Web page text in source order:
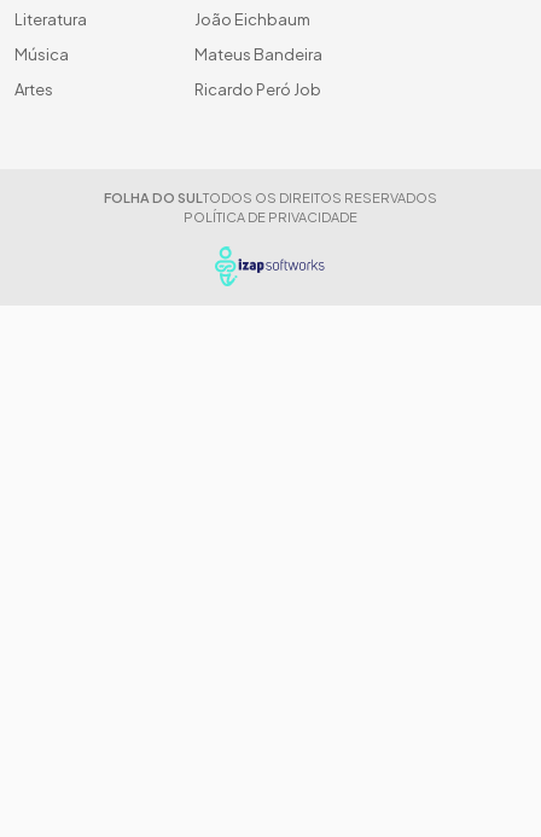
Literatura
Música
Artes
João Eichbaum
Mateus Bandeira
Ricardo Peró Job
FOLHA DO SUL TODOS OS DIREITOS RESERVADOS
POLÍTICA DE PRIVACIDADE